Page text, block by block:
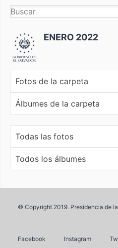
ENERO 2022
Fotos de la carpeta
Álbumes de la carpeta
Todas las fotos
Todos los álbumes
© Copyright 2019. Presidencia de
Facebook Instagram